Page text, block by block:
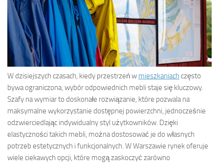
W dzisiejszych czasach, kiedy przestrzeń w mieszkaniach często
bywa ograniczona, wybór odpowiednich mebli staje się kluczowy.
Szafy na wymiar to doskonałe rozwiązanie, które pozwala na
maksymalne wykorzystanie dostępnej powierzchni, jednocześnie
odzwierciedlając indywidualny styl użytkowników. Dzięki
elastyczności takich mebli, można dostosować je do własnych
potrzeb estetycznych i funkcjonalnych. W Warszawie rynek oferuje
wiele ciekawych opcji, które mogą zaskoczyć zarówno